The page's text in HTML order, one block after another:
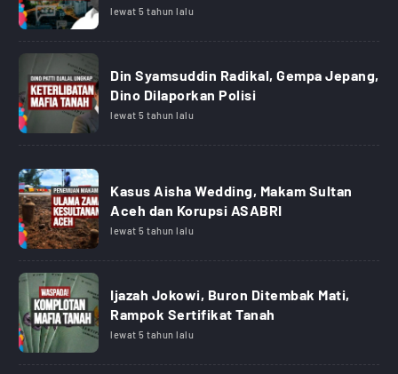
lewat 5 tahun lalu
Din Syamsuddin Radikal, Gempa Jepang,
Dino Dilaporkan Polisi
lewat 5 tahun lalu
Kasus Aisha Wedding, Makam Sultan
Aceh dan Korupsi ASABRI
lewat 5 tahun lalu
Ijazah Jokowi, Buron Ditembak Mati,
Rampok Sertifikat Tanah
lewat 5 tahun lalu